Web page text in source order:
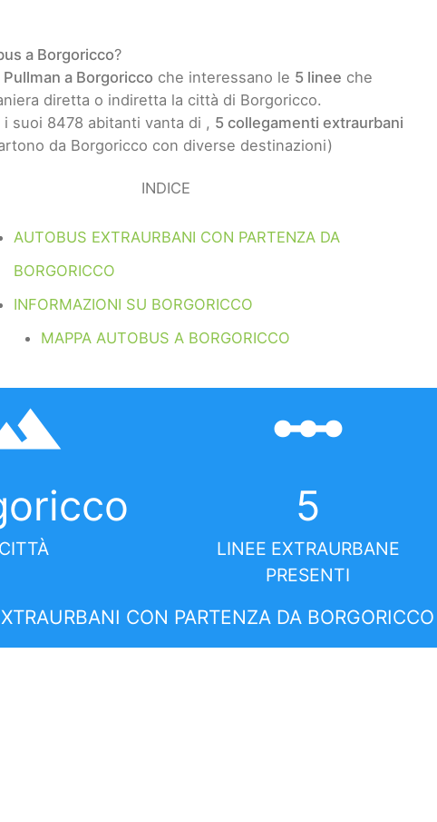
a Borgoricco?
Pullman a Borgoricco che interessano le 5 linee che
diretta o indiretta la città di Borgoricco.
suoi 8478 abitanti vanta di , 5 collegamenti extraurbani
da Borgoricco con diverse destinazioni)
INDICE
AUTOBUS EXTRAURBANI CON PARTENZA DA
BORGORICCO
INFORMAZIONI SU BORGORICCO
MAPPA AUTOBUS A BORGORICCO
CITTÀ
linear_scale
5
LINEE EXTRAURBANE
PRESENTI
CON PARTENZA DA BORGORICCO